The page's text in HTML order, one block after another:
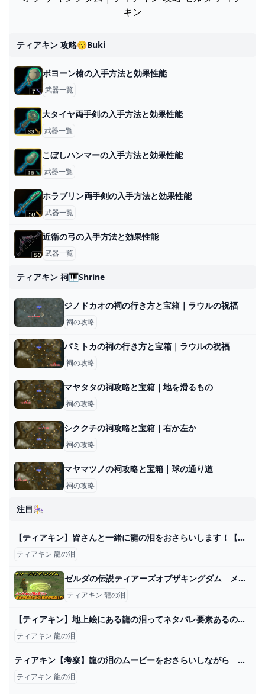
キン
ティアキン 攻略😚buki
ボヨーン槍の入手方法と効果性能
武器一覧
大タイヤ両手剣の入手方法と効果性能
武器一覧
こぼしハンマーの入手方法と効果性能
武器一覧
ホラブリン両手剣の入手方法と効果性能
武器一覧
近衛の弓の入手方法と効果性能
武器一覧
ティアキン 祠🎹shrine
ジノドカオの祠の行き方と宝箱｜ラウルの祝福
祠の攻略
バミトカの祠の行き方と宝箱｜ラウルの祝福
祠の攻略
マヤタタの祠攻略と宝箱｜地を滑るもの
祠の攻略
シククチの祠攻略と宝箱｜右か左か
祠の攻略
マヤマツノの祠攻略と宝箱｜球の通り道
祠の攻略
注目🎠
【ティアキン】皆さんと一緒に龍の泪をおさらいします！【ゼルダの伝説】 - YouTube
ティアキン 龍の泪
ゼルダの伝説ティアーズオブザキングダム メインチャレンジ龍の泪ラスト 最後の記憶を見る（冒険の記憶１７） ＃１０２ 【ティアキン】 - ニコニコ動画
ティアキン 龍の泪
【ティアキン】地上絵にある龍の泪ってネタバレ要素あるの？ ゼルダの伝説ティアキンまとめっち ゼルダの伝説ティアーズ オブ ザ キングダム
ティアキン 龍の泪
ティアキン【考察】龍の泪のムービーをおさらいしながら ゼルダ ティアーズオブザキングダム - YouTube
ティアキン 龍の泪